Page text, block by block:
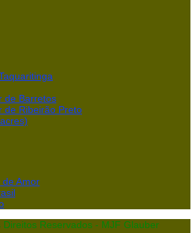
de Barretos
de Ribeirão Preto
de Amor
Direitos Reservados - MJF Glauber